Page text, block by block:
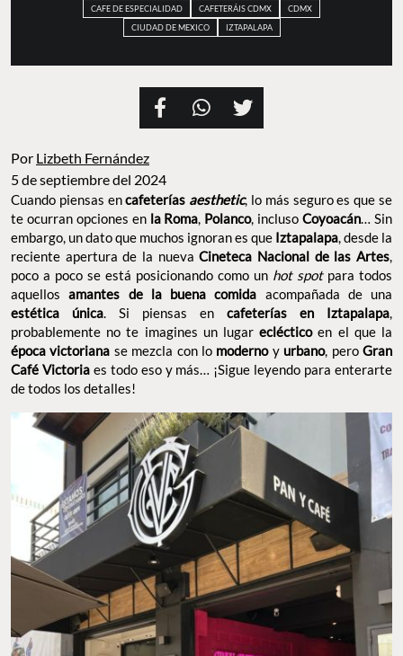
CAFE DE ESPECIALIDAD CAFETERÁIS CDMX
CDMX
CIUDAD DE MEXICO
IZTAPALAPA
Por Lizbeth Fernández
5 de septiembre del 2024
Cuando piensas encafeterías aesthetic, lo más seguro es que se
te ocurran opciones enla Roma, Polanco, inclusoCoyoacán… Sin
embargo, un dato que muchos ignoran es que Iztapalapa, desde la
reciente apertura de la nuevaCineteca Nacional de las Artes,
poco a poco se está posicionando como un hot spotpara todos
aquellosamantes de la buena comida acompañada de una
estética única. Si piensas en cafeterías en Iztapalapa,
probablemente no te imagines un lugareclécticoen el que la
época victoriana se mezcla con lo modernoy urbano, peroGran
Café Victoria es todo eso y más… ¡Sigue leyendo para enterarte
de todos los detalles!